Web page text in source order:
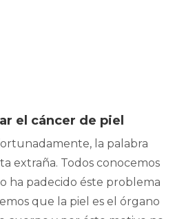
el cáncer de piel
la palabra
extraña. Todos conocemos
ha padecido éste problema
que la piel es el órgano